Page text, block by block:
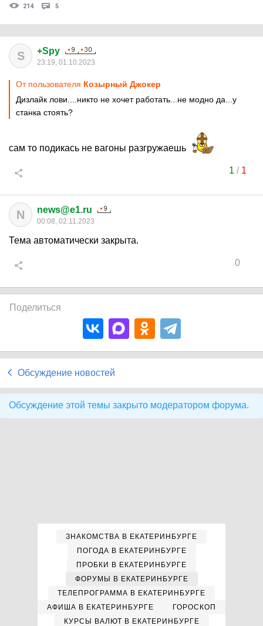
214 5
S +Spy
23:19, 01.10.2023
От пользователя Козырный Джокер
Дизлайк лови....никто не хочет работать...не модно да...у
станка стоять?
сам то подикась не вагоны разгружаешь
1 / 1
N news@e1.ru
00:08, 02.11.2023
Тема автоматически закрыта.
0
Поделиться
Обсуждение новостей
Обсуждение этой темы закрыто модератором форума.
ЗНАКОМСТВА В ЕКАТЕРИНБУРГЕ
ПОГОДА В ЕКАТЕРИНБУРГЕ
ПРОБКИ В ЕКАТЕРИНБУРГЕ
ФОРУМЫ В ЕКАТЕРИНБУРГЕ
ТЕЛЕПРОГРАММА В ЕКАТЕРИНБУРГЕ
АФИША В ЕКАТЕРИНБУРГЕ
ГОРОСКОП
КУРСЫ ВАЛЮТ В ЕКАТЕРИНБУРГЕ